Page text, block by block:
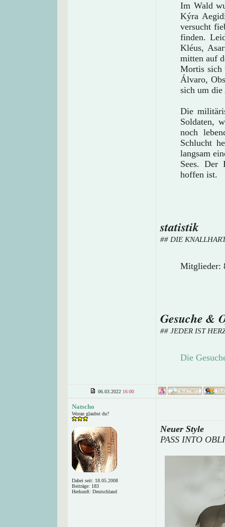
Im Wald
Kýra
versucht
finden.
Kléus,
mitten auf
Mortis sich
Álvaro,
sich um
Die
Soldaten,
noch
Schlucht
langsam
Sees. Der
hoffen ist.
statistik
## DIE
Mitglieder:
Gesuche &
## JEDER IST
Die
06.03.2022 16:00
Natscho
Woran glaubst du?
Dabei seit: 18.05.2008
Beiträge: 183
Herkunft: Deutschland
Neuer Style
PASS INTO